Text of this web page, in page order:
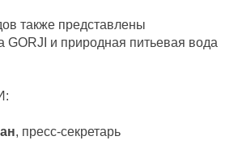
также представлены
GORJI и природная питьевая вода
, пресс-секретарь